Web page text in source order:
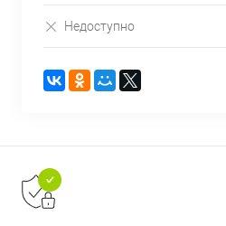
Недоступно